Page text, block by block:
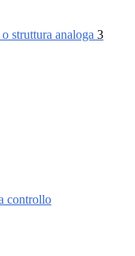
struttura analoga 3
controllo